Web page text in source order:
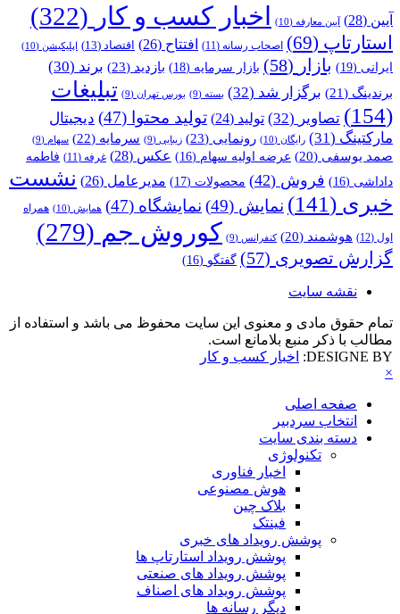
آیین (28) آیین معارفه (10) اخبار کسب و کار (322)
استارتاپ (69) اصحاب رسانه (11) افتتاح (26) اقتصاد (13) اپلیکیشن (10)
ایرانی (19) بازار (58) بازار سرمایه (18) بازدید (23) برند (30)
برندینگ (21) برگزار شد (32) بسته (9) بورس تهران (9)
تبلیغات
(154)
تصاویر (32) تولید (24) تولید محتوا (47)
دیجیتال
مارکتینگ (31) رایگان (10) رونمایی (23) زیبایی (9) سرمایه (22) سهام (9)
صمد یوسفی (20) عرضه اولیه سهام (16) عکس (28) غرفه (11)
فاطمه
داداشی (16) فروش (42) محصولات (17) مدیرعامل (26)
نشست
خبری (141) نمایش (49) نمایشگاه (47) همایش (10) همراه
اول (12) هوشمند (20) کنفرانس (9) کوروش جم (279)
گزارش تصویری (57) گفتگو (16)
نقشه سایت
تمام حقوق مادی و معنوی این سایت محفوظ می باشد و استفاده از
مطالب با ذکر منبع بلامانع است.
DESIGNE BY:
اخبار کسب و کار
×
صفحه اصلی
انتخاب سردبیر
دسته بندی سایت
تکنولوژی
اخبار فناوری
هوش مصنوعی
بلاک چین
فینتک
پوشش رویداد های خبری
پوشش رویداد استارتاپ ها
پوشش رویداد های صنعتی
پوشش رویداد های اصناف
دیگر رسانه ها